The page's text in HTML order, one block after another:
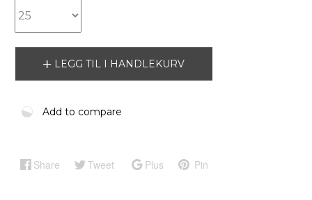
LEGG TIL I HANDLEKURV
Add to compare
Share Tweet Plus Pin